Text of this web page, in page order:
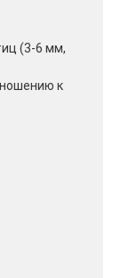
(3-6 мм,
к